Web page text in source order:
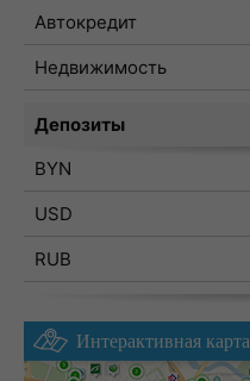
Автокредит
Недвижимость
Депозиты
BYN
USD
RUB
Интерактивная карта